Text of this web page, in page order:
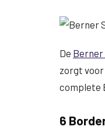
De Berner
zorgt voor
complete
6